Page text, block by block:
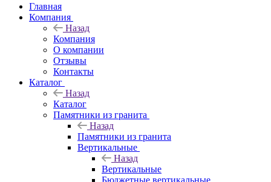
Главная
Компания
Назад
Компания
О компании
Отзывы
Контакты
Каталог
Назад
Каталог
Памятники из гранита
Назад
Памятники из гранита
Вертикальные
Назад
Вертикальные
Бюджетные вертикальные